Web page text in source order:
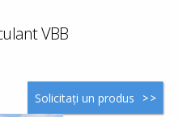
VBB
Solicitați un produs